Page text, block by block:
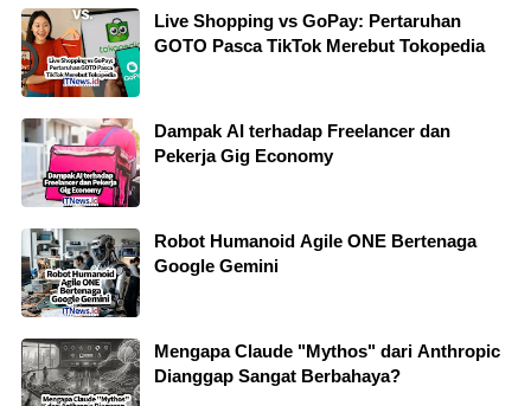
Live Shopping vs GoPay: Pertaruhan
GOTO Pasca TikTok Merebut Tokopedia
Dampak AI terhadap Freelancer dan
Pekerja Gig Economy
Robot Humanoid Agile ONE Bertenaga
Google Gemini
Mengapa Claude "Mythos" dari Anthropic
Dianggap Sangat Berbahaya?